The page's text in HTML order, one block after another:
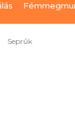
Seprűk